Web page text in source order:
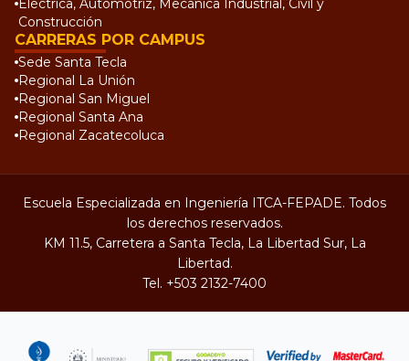
Eléctrica, Automotriz, Mecánica Industrial, Civil y
Construcción
CARRERAS POR CAMPUS
Sede Santa Tecla
Regional La Unión
Regional San Miguel
Regional Santa Ana
Regional Zacatecoluca
Escuela Especializada en Ingeniería ITCA-FEPADE. Todos
los derechos reservados.
KM 11.5, Carretera a Santa Tecla, La Libertad Sur, La
Libertad.
Tel. +503 2132-7400